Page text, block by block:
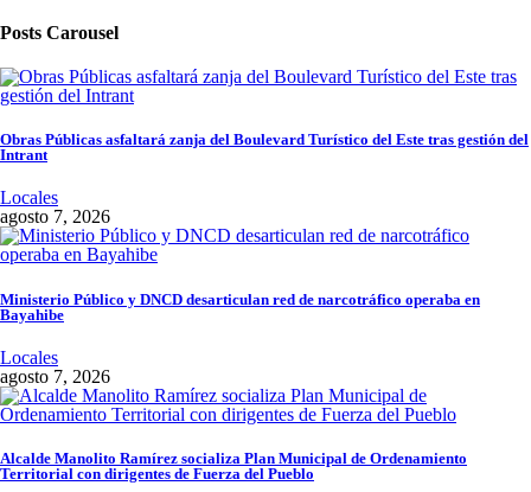
Posts Carousel
Obras Públicas asfaltará zanja del Boulevard Turístico del Este tras gestión del
Intrant
Locales
agosto 7, 2026
Ministerio Público y DNCD desarticulan red de narcotráfico operaba en
Bayahibe
Locales
agosto 7, 2026
Alcalde Manolito Ramírez socializa Plan Municipal de Ordenamiento
Territorial con dirigentes de Fuerza del Pueblo